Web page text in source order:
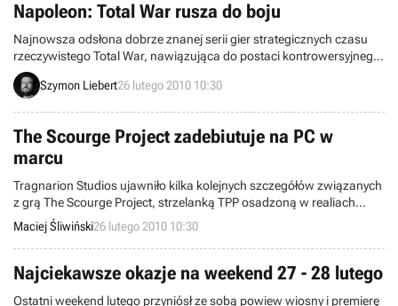
Napoleon: Total War rusza do boju
Najnowsza odsłona dobrze znanej serii gier strategicznych czasu
rzeczywistego Total War, nawiązująca do postaci kontrowersyjnego
przywódcy Napoleona, powinna być już dostępna w polskich
sklepach. Dzisiejszej premierze produkcji towarzyszy wypuszczony
Szymon Liebert26 lutego 2010 10:30
The Scourge Project zadebiutuje na PC w
marcu
Tragnarion Studios ujawniło kilka kolejnych szczegółów związanych
z grą The Scourge Project, strzelanką TPP osadzoną w realiach
niedalekiej przyszłości i zbudowaną na silniku Unreal Engine 3.
Maciej Śliwiński26 lutego 2010 10:30
Najciekawsze okazje na weekend 27 - 28 lutego
Ostatni weekend lutego przyniósł ze sobą powiew wiosny i premierę